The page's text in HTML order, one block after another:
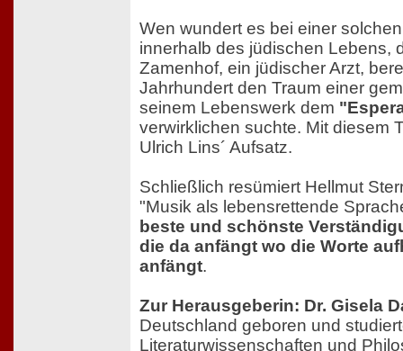
Wen wundert es bei einer
innerhalb des jüdischen Lebens,
Zamenhof, ein jüdischer Arzt,
Jahrhundert den Traum einer
seinem Lebenswerk dem
verwirklichen suchte. Mit diesem
Ulrich Lins´ Aufsatz.
Schließlich resümiert Hellmut
"Musik als lebensrettende
beste und schönste
die da anfängt wo die Worte
anfängt.
Zur Herausgeberin: Dr. Gisela
Deutschland geboren und
Literaturwissenschaften und